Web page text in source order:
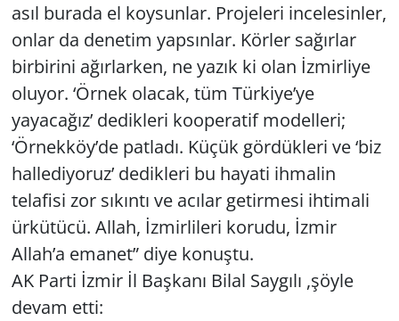
asıl burada el koysunlar. Projeleri incelesinler,
onlar da denetim yapsınlar. Körler sağırlar
birbirini ağırlarken, ne yazık ki olan İzmirliye
oluyor. ‘Örnek olacak, tüm Türkiye’ye
yayacağız’ dedikleri kooperatif modelleri;
‘Örnekköy’de patladı. Küçük gördükleri ve ‘biz
hallediyoruz’ dedikleri bu hayati ihmalin
telafisi zor sıkıntı ve acılar getirmesi ihtimali
ürkütücü. Allah, İzmirlileri korudu, İzmir
Allah’a emanet” diye konuştu.
AK Parti İzmir İl Başkanı Bilal Saygılı ,şöyle
devam etti: